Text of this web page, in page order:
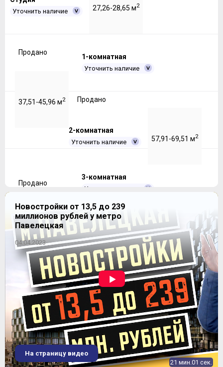
Уточнить наличие 27,26-28,65 м2
Продано
1-комнатная
Уточнить наличие
37,51-45,96 м2 Продано
2-комнатная
Уточнить наличие 57,91-69,51 м2
Продано
3-комнатная
Уточнить наличие
80,53-100,6 м2 Продано
4-комнатная
Уточнить наличие 99,4-99,4 м 2
Продано
ЖК "Гринада"
Новостройки от 13,5 до 239
миллионов рублей у метро
Павелецкая
04.04.2023
21 мин.01 сек.
На страницу видео